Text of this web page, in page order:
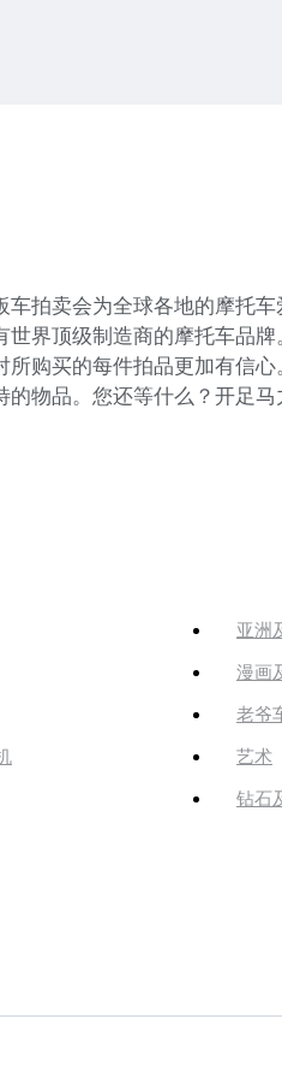
车拍卖会为全球各地的摩托
世界顶级制造商的摩托车品
所购买的每件拍品更加有信
的物品。您还等什么？开足
亚洲
漫画
老爷
艺术
钻石